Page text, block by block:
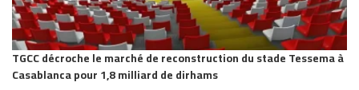
TGCC décroche le marché de reconstruction du stade Tessema à
Casablanca pour 1,8 milliard de dirhams